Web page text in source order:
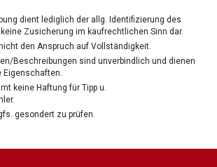
dient lediglich der allg. Identifizierung des
Zusicherung im kaufrechtlichen Sinn dar.
den Anspruch auf Vollständigkeit.
Beschreibungen sind unverbindlich und dienen
keine Haftung für Tipp u.
gesondert zu prüfen.